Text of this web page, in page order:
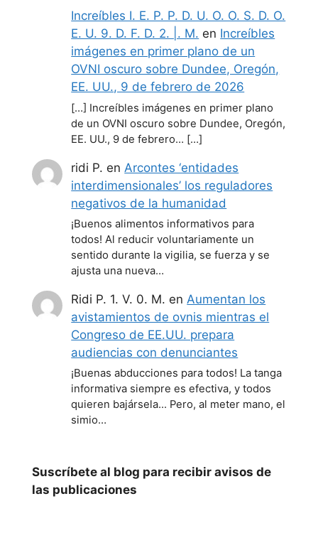
Increíbles I. E. P. P. D. U. O. O. S. D. O.
E. U. 9. D. F. D. 2. |. M. en Increíbles
imágenes en primer plano de un
OVNI oscuro sobre Dundee, Oregón,
EE. UU., 9 de febrero de 2026
[…] Increíbles imágenes en primer plano
de un OVNI oscuro sobre Dundee, Oregón,
EE. UU., 9 de febrero… […]
ridi P. en Arcontes ‘entidades
interdimensionales’ los reguladores
negativos de la humanidad
¡Buenos alimentos informativos para
todos! Al reducir voluntariamente un
sentido durante la vigilia, se fuerza y se
ajusta una nueva…
Ridi P. 1. V. 0. M. en Aumentan los
avistamientos de ovnis mientras el
Congreso de EE.UU. prepara
audiencias con denunciantes
¡Buenas abducciones para todos! La tanga
informativa siempre es efectiva, y todos
quieren bajársela... Pero, al meter mano, el
simio…
Suscríbete al blog para recibir avisos de
las publicaciones